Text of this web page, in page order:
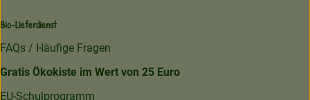
Bio-Lieferdienst
FAQs / Häufige Fragen
Gratis Ökokiste im Wert von 25 Euro
EU-Schulprogramm